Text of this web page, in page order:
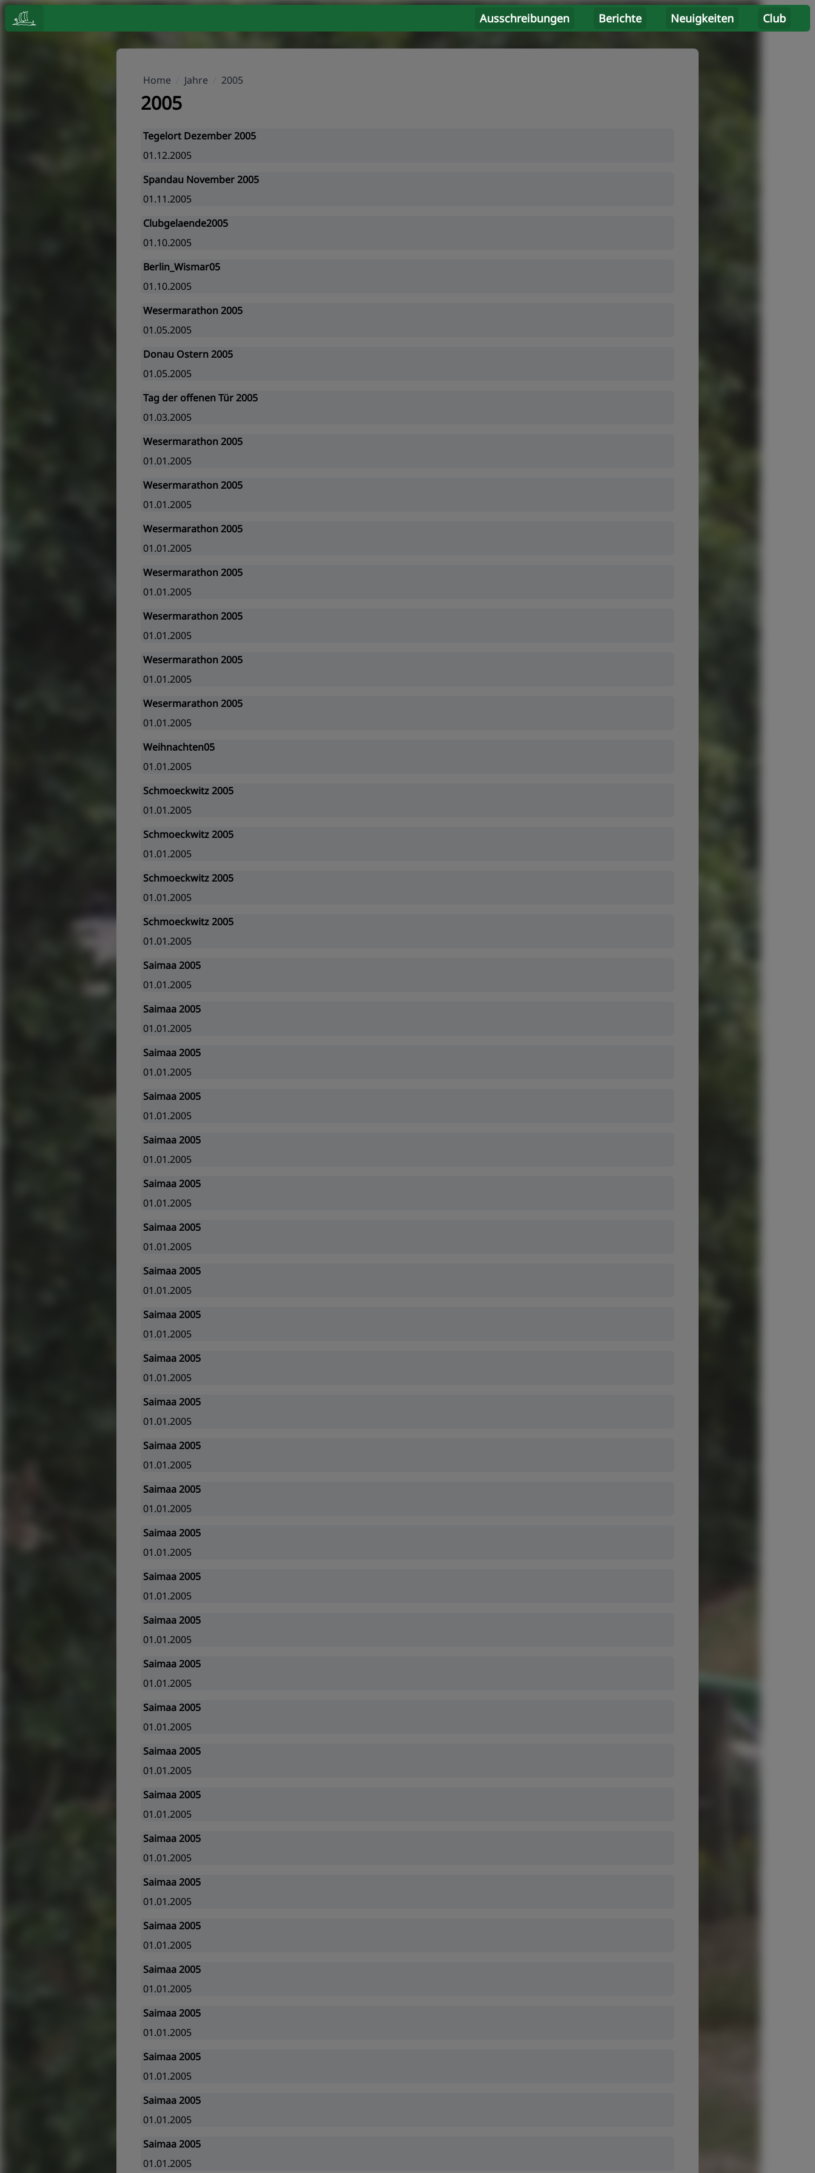
Ausschreibungen Berichte Neuigkeiten Club
Home Jahre 2005
2005
Tegelort Dezember 2005
01.12.2005
Spandau November 2005
01.11.2005
Clubgelaende2005
01.10.2005
Berlin_Wismar05
01.10.2005
Wesermarathon 2005
01.05.2005
Donau Ostern 2005
01.05.2005
Tag der offenen Tür 2005
01.03.2005
Wesermarathon 2005
01.01.2005
Wesermarathon 2005
01.01.2005
Wesermarathon 2005
01.01.2005
Wesermarathon 2005
01.01.2005
Wesermarathon 2005
01.01.2005
Wesermarathon 2005
01.01.2005
Wesermarathon 2005
01.01.2005
Weihnachten05
01.01.2005
Schmoeckwitz 2005
01.01.2005
Schmoeckwitz 2005
01.01.2005
Schmoeckwitz 2005
01.01.2005
Schmoeckwitz 2005
01.01.2005
Saimaa 2005
01.01.2005
Saimaa 2005
01.01.2005
Saimaa 2005
01.01.2005
Saimaa 2005
01.01.2005
Saimaa 2005
01.01.2005
Saimaa 2005
01.01.2005
Saimaa 2005
01.01.2005
Saimaa 2005
01.01.2005
Saimaa 2005
01.01.2005
Saimaa 2005
01.01.2005
Saimaa 2005
01.01.2005
Saimaa 2005
01.01.2005
Saimaa 2005
01.01.2005
Saimaa 2005
01.01.2005
Saimaa 2005
01.01.2005
Saimaa 2005
01.01.2005
Saimaa 2005
01.01.2005
Saimaa 2005
01.01.2005
Saimaa 2005
01.01.2005
Saimaa 2005
01.01.2005
Saimaa 2005
01.01.2005
Saimaa 2005
01.01.2005
Saimaa 2005
01.01.2005
Saimaa 2005
01.01.2005
Saimaa 2005
01.01.2005
Saimaa 2005
01.01.2005
Saimaa 2005
01.01.2005
Saimaa 2005
01.01.2005